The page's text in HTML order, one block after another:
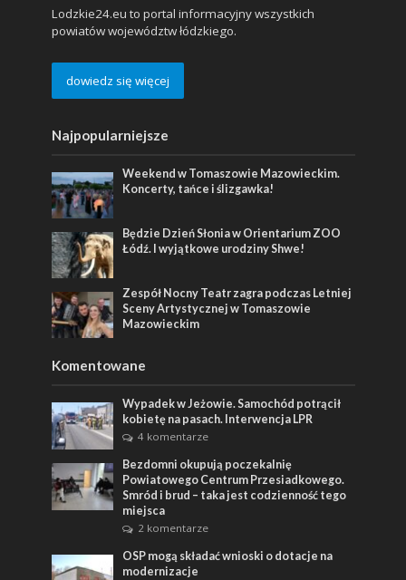
Lodzkie24.eu to portal informacyjny wszystkich
powiatów województw łódzkiego.
dowiedz się więcej
Najpopularniejsze
Weekend w Tomaszowie Mazowieckim.
Koncerty, tańce i ślizgawka!
Będzie Dzień Słonia w Orientarium ZOO
Łódź. I wyjątkowe urodziny Shwe!
Zespół Nocny Teatr zagra podczas Letniej
Sceny Artystycznej w Tomaszowie
Mazowieckim
Komentowane
Wypadek w Jeżowie. Samochód potrącił
kobietę na pasach. Interwencja LPR
4 komentarze
Bezdomni okupują poczekalnię
Powiatowego Centrum Przesiadkowego.
Smród i brud – taka jest codzienność tego
miejsca
2 komentarze
OSP mogą składać wnioski o dotacje na
modernizacje